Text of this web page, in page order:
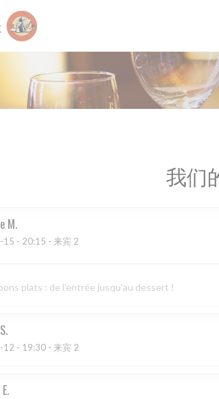
我们
M
15 - 20:15 - 来宾 2
plats : de l'entrée jusqu'au dessert !
S
12 - 19:30 - 来宾 2
E